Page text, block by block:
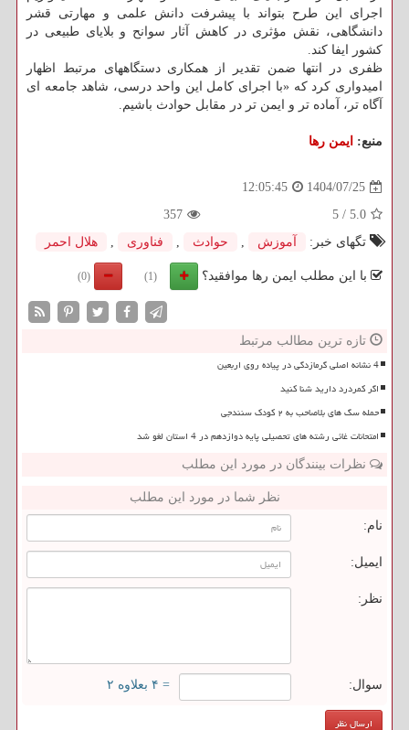
اجرای این طرح بتواند با پیشرفت دانش علمی و مهارتی قشر
دانشگاهی، نقش مؤثری در کاهش آثار سوانح و بلایای طبیعی در
کشور ایفا کند.
ظفری در انتها ضمن تقدیر از همکاری دستگاههای مرتبط اظهار
امیدواری کرد که «با اجرای کامل این واحد درسی، شاهد جامعه ای
آگاه تر، آماده تر و ایمن تر در مقابل حوادث باشیم.
منبع: ایمن رها
1404/07/25
12:05:45
5.0
/
5
357
تگهای خبر:
آموزش , حوادث , فناوری , هلال احمر
با این مطلب ایمن رها موافقید؟ (1)
(0)
تازه ترین مطالب مرتبط
4 نشانه اصلی گرمازدگی در پیاده روی اربعین
اگر کمردرد دارید شنا کنید
حمله سگ های بلاصاحب به ۲ کودک سنندجی
امتحانات غائی رشته های تحصیلی پایه دوازدهم در 4 استان لغو شد
نظرات بینندگان در مورد این مطلب
نظر شما در مورد این مطلب
نام:
ایمیل:
نظر:
سوال: = ۴ بعلاوه ۲